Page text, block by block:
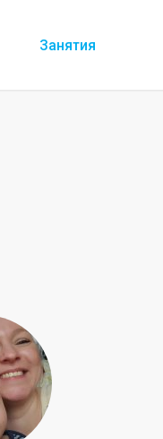
Занятия